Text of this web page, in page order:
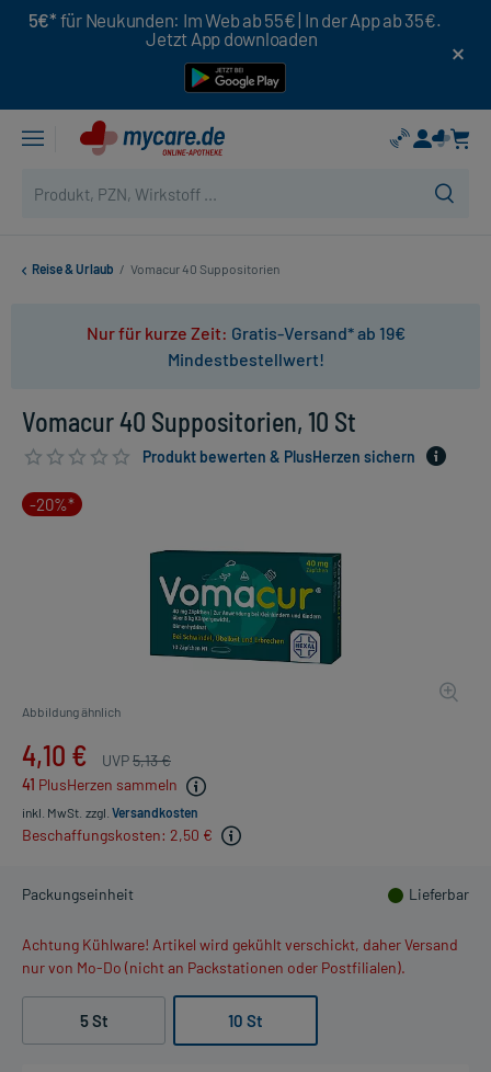
5€* für Neukunden: Im Web ab 55€ | In der App ab 35€.
Jetzt App downloaden
Reise & Urlaub / Vomacur 40 Suppositorien
Nur für kurze Zeit: Gratis-Versand* ab 19€
Mindestbestellwert!
Vomacur 40 Suppositorien, 10 St
Produkt bewerten & PlusHerzen sichern
-20%*
Abbildung ähnlich
4,10 € UVP5,13 €
41 PlusHerzen sammeln
inkl. MwSt. zzgl. Versandkosten
Beschaffungskosten: 2,50 €
Packungseinheit Lieferbar
Achtung Kühlware! Artikel wird gekühlt verschickt, daher Versand
nur von Mo-Do (nicht an Packstationen oder Postfilialen).
5 St 10 St